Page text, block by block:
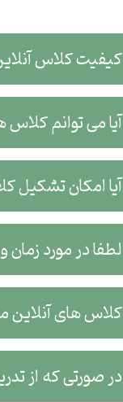
کیفیت کلاس
آیا می توانم
آیا امکان تشکیل
لطفا در مورد
کلاس های آنلاین
در صورتی که از